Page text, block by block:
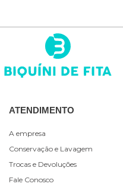
ATENDIMENTO
A empresa
Conservação e Lavagem
Trocas e Devoluções
Fale Conosco